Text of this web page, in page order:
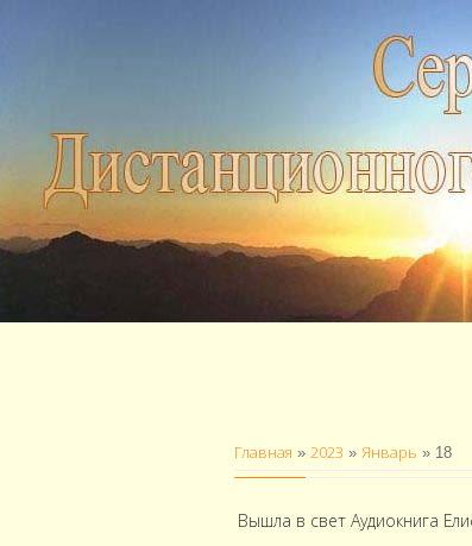
Главная » 2023 » Январь » 18
Вышла в свет Аудиокнига